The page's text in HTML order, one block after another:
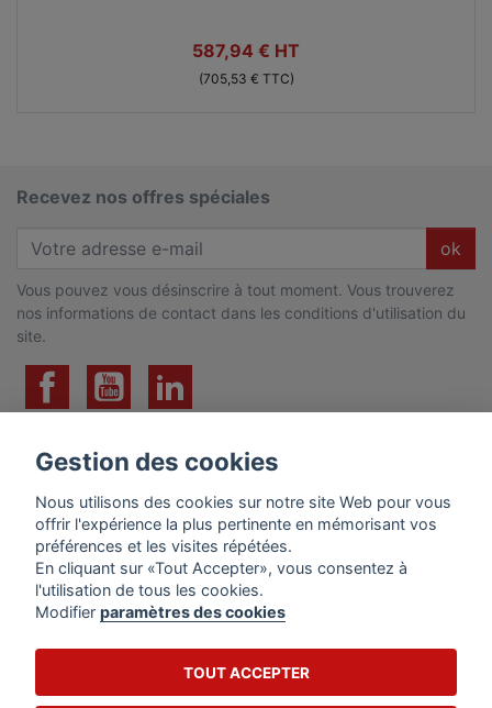
Prix
587,94 € HT
(705,53 € TTC)
Recevez nos offres spéciales
ok
Vous pouvez vous désinscrire à tout moment. Vous trouverez
nos informations de contact dans les conditions d'utilisation du
site.
PRODUITS
Gestion des cookies
Nous utilisons des cookies sur notre site Web pour vous
offrir l'expérience la plus pertinente en mémorisant vos
préférences et les visites répétées.
En cliquant sur «Tout Accepter», vous consentez à
l'utilisation de tous les cookies.
Modifier paramètres des cookies
TOUT ACCEPTER